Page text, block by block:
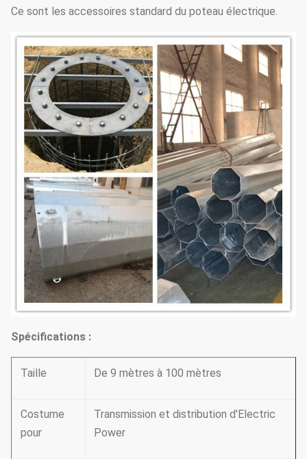
Ce sont les accessoires standard du poteau électrique.
Spécifications :
Taille De 9 mètres à 100 mètres
Costume
pour
Transmission et distribution d'Electric
Power